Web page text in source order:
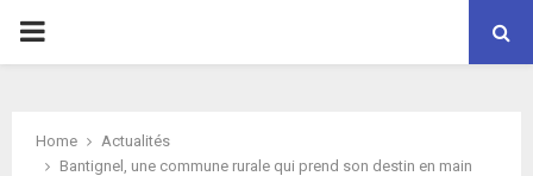
P
Home
Actualités
Bantignel, une commune rurale qui prend son destin en main